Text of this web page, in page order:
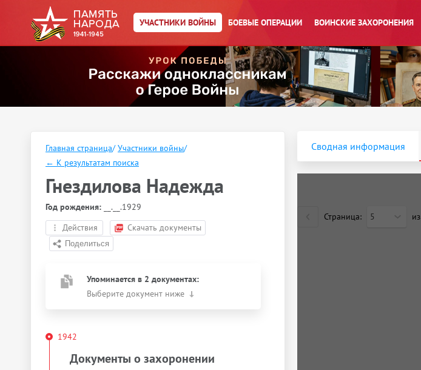
УЧАСТНИКИ ВОЙНЫ БОЕВЫЕ ОПЕРАЦИИ ВОИНСКИЕ ЗАХОРОНЕНИЯ
Главная страница/ Участники войны/
← К результатам поиска
Гнездилова Надежда
Год рождения: __.__.1929
Действия
Скачать документы
Упоминается в 2 документах:
Выберите документ ниже
1942
Документы о захоронении
Сводная информация
Страница: 5 из